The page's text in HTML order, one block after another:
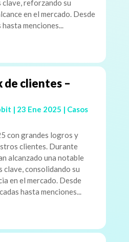
clave, reforzando su
en el mercado. Desde
menciones...
de clientes –
| 23 Ene 2025 | Casos
con grandes logros y
clientes. Durante
alcanzado una notable
clave, consolidando su
en el mercado. Desde
hasta menciones...